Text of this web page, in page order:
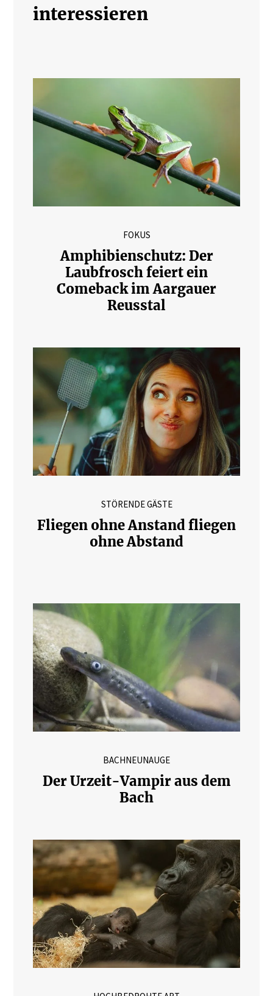
interessieren
FOKUS
Amphibienschutz: Der
Laubfrosch feiert ein
Comeback im Aargauer
Reusstal
STÖRENDE GÄSTE
Fliegen ohne Anstand fliegen
ohne Abstand
BACHNEUNAUGE
Der Urzeit-Vampir aus dem
Bach